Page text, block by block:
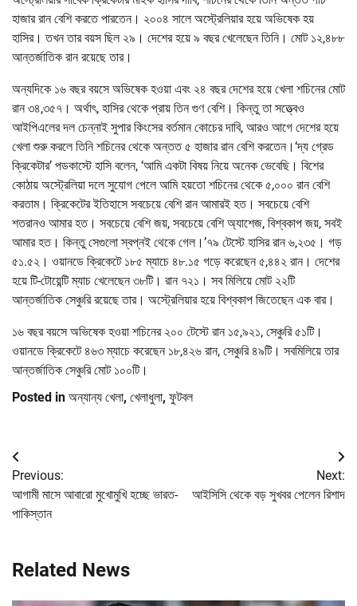
হাজার রান বেশি করতে পারতেন। ২০০৪ সালে অস্ট্রেলিয়ার হয়ে অভিষেক হয়
হাসির। তখন তার বয়স ছিল ২৯। দেশের হয়ে ৯ বছর খেলেছেন তিনি। মোট ১২,৪৮৮
আন্তর্জাতিক রান রয়েছে তার।
অন্যদিকে ১৬ বছর বয়সে অভিষেক হওয়া এবং ২৪ বছর দেশের হয়ে খেলা শচিনের মোট
রান ৩৪,৩৫৭। অর্থাৎ, হাসির থেকে প্রায় তিন গুণ বেশি। কিন্তু তা সত্ত্বেও
আইপিএলের দল চেন্নাই সুপার কিংসের বর্তমান কোচের দাবি, আরও আগে দেশের হয়ে
খেলা শুরু করলে তিনি শচিনের থেকে অন্তত ৫ হাজার রান বেশি করতেন।‘দ্য গ্রেড
ক্রিকেটার’ পডকাস্টে হাসি বলেন, ‘আমি একটা বিষয় নিয়ে অনেক ভেবেছি। বিশের
কোঠায় অস্ট্রেলিয়া দলে সুযোগ পেলে আমি হয়তো শচিনের থেকে ৫,০০০ রান বেশি
করতাম। ক্রিকেটের ইতিহাসে সবচেয়ে বেশি রান আমারই হত। সবচেয়ে বেশি
শতরানও আমার হত। সবচেয়ে বেশি জয়, সবচেয়ে বেশি অ্যাশেজ, বিশ্বকাপ জয়, সবই
আমার হত। কিন্তু সেগুলো স্বপ্নই থেকে গেল।’৭৯ টেস্টে হাসির রান ৬,২৩৫। গড়
৫১.৫২। ওয়ানডে ক্রিকেটে ১৮৫ ম্যাচে ৪৮.১৫ গড়ে করেছেন ৫,৪৪২ রান। দেশের
হয়ে টি-টোয়েন্টি ম্যাচ খেলেছেন ৩৮টি। রান ৭২১। সব মিলিয়ে মোট ২২টি
আন্তর্জাতিক সেঞ্চুরি রয়েছে তার। অস্ট্রেলিয়ার হয়ে বিশ্বকাপ জিতেছেন এক বার।
১৬ বছর বয়সে অভিষেক হওয়া শচিনের ২০০ টেস্টে রান ১৫,৯২১, সেঞ্চুরি ৫১টি।
ওয়ানডে ক্রিকেটে ৪৬৩ ম্যাচে করেছেন ১৮,৪২৬ রান, সেঞ্চুরি ৪৯টি। সবমিলিয়ে তার
আন্তর্জাতিক সেঞ্চুরি মোট ১০০টি।
Posted in অন্যান্য খেলা, খেলাধুলা, ফুটবল
Post
navigation
Previous:
আগামী মাসে আবারো মুখোমুখি হচ্ছে ভারত-
পাকিস্তান
Next:
আইসিসি থেকে বড় সুখবর পেলেন রিশাদ
Related News